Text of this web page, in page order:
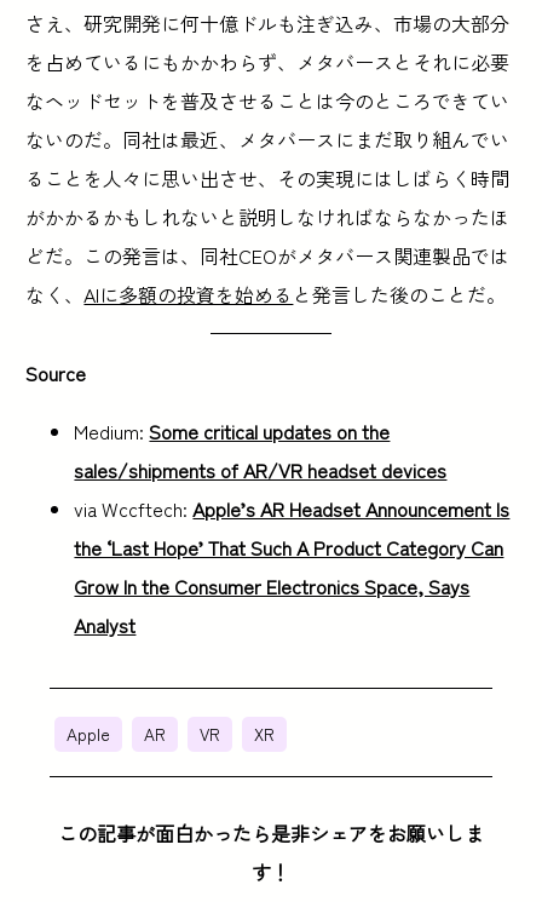
さえ、研究開発に何十億ドルも注ぎ込み、市場の大部分
を占めているにもかかわらず、メタバースとそれに必要
なヘッドセットを普及させることは今のところできてい
ないのだ。同社は最近、メタバースにまだ取り組んでい
ることを人々に思い出させ、その実現にはしばらく時間
がかかるかもしれないと説明しなければならなかったほ
どだ。この発言は、同社CEOがメタバース関連製品では
なく、AIに多額の投資を始める と発言した後のことだ。
Source
Medium:Some critical updates on the
sales/shipments of AR/VR headset devices
via Wccftech:Apple’s AR Headset Announcement Is
the ‘Last Hope’ That Such A Product Category Can
Grow In the Consumer Electronics Space, Says
Analyst
Apple AR VR XR
この記事が面白かったら是非シェアをお願いしま
す！